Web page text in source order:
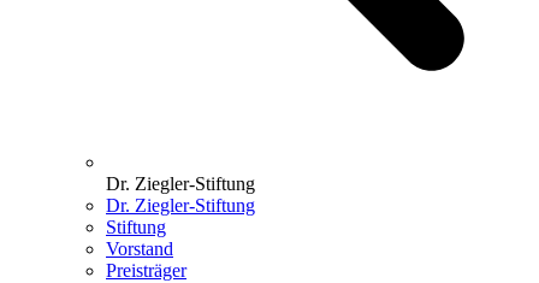
Dr. Ziegler-Stiftung
Dr. Ziegler-Stiftung
Stiftung
Vorstand
Preisträger